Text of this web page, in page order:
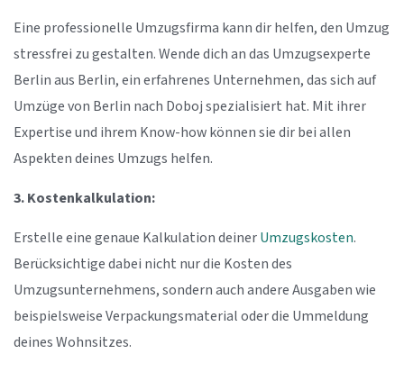
Eine professionelle Umzugsfirma kann dir helfen, den Umzug
stressfrei zu gestalten. Wende dich an das Umzugsexperte
Berlin aus Berlin, ein erfahrenes Unternehmen, das sich auf
Umzüge von Berlin nach Doboj spezialisiert hat. Mit ihrer
Expertise und ihrem Know-how können sie dir bei allen
Aspekten deines Umzugs helfen.
3. Kostenkalkulation:
Erstelle eine genaue Kalkulation deinerUmzugskosten.
Berücksichtige dabei nicht nur die Kosten des
Umzugsunternehmens, sondern auch andere Ausgaben wie
beispielsweise Verpackungsmaterial oder die Ummeldung
deines Wohnsitzes.